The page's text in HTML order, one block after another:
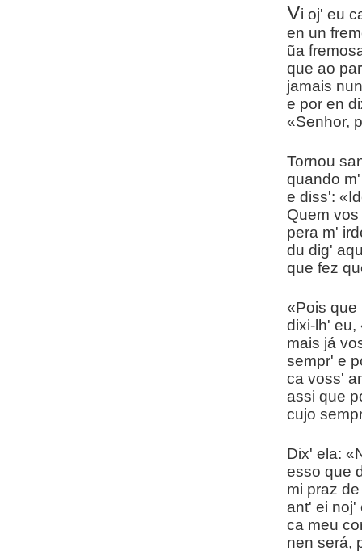
Vi oj' eu
en un
ũa
que ao
jamais
e por en
«Senhor,
Tornou
quando
e diss':
Quem
pera m'
du dig'
que fez
«Pois que
dixi-lh' eu,
mais já
sempr' e
ca voss'
assi que
cujo
Dix' ela:
esso que
mi praz
ant' ei noj'
ca meu
nen será,